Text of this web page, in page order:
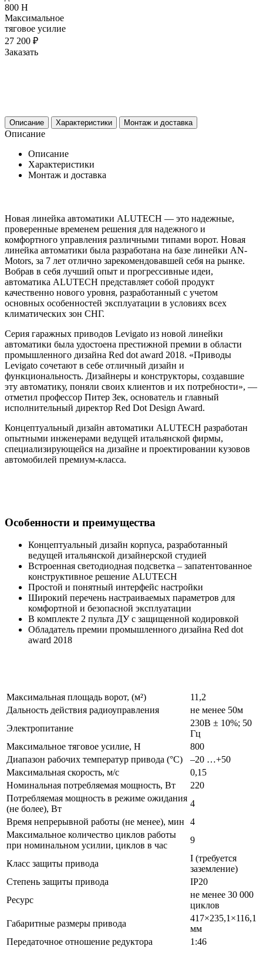
800 H
Максимальное
тяговое усилие
27 200 ₽
Заказать
Описание Характеристики Монтаж и доставка
Описание
Описание
Характеристики
Монтаж и доставка
Новая линейка автоматики ALUTECH — это надежные,
проверенные временем решения для надежного и
комфортного управления различными типами ворот. Новая
линейка автоматики была разработана на базе линейки AN-
Motors, за 7 лет отлично зарекомендовавшей себя на рынке.
Вобрав в себя лучший опыт и прогрессивные идеи,
автоматика ALUTECH представляет собой продукт
качественно нового уровня, разработанный с учетом
основных особенностей эксплуатации в условиях всех
климатических зон СНГ.
Серия гаражных приводов Levigato из новой линейки
автоматики была удостоена престижной премии в области
промышленного дизайна Red dot award 2018. «Приводы
Levigato сочетают в себе отличный дизайн и
функциональность. Дизайнеры и конструкторы, создавшие
эту автоматику, поняли своих клиентов и их потребности», —
отметил профессор Питер Зек, основатель и главный
исполнительный директор Red Dot Design Award.
Концептуальный дизайн автоматики ALUTECH разработан
опытными инженерами ведущей итальянской фирмы,
специализирующейся на дизайне и проектировании кузовов
автомобилей премиум-класса.
Особенности и преимущества
Концептуальный дизайн корпуса, разработанный
ведущей итальянской дизайнерской студией
Встроенная светодиодная подсветка – запатентованное
конструктивное решение ALUTECH
Простой и понятный интерфейс настройки
Широкий перечень настраиваемых параметров для
комфортной и безопасной эксплуатации
В комплекте 2 пульта ДУ с защищенной кодировкой
Обладатель премии промышленного дизайна Red dot
award 2018
Максимальная площадь ворот, (м²)
11,2
Дальность действия радиоуправления
не менее 50м
Электропитание
230B ± 10%; 50
Гц
Максимальное тяговое усилие, Н
800
Диапазон рабочих температур привода (°С)
–20 …+50
Максимальная скорость, м/с
0,15
Номинальная потребляемая мощность, Вт
220
Потребляемая мощность в режиме ожидания
(не более), Вт
4
Время непрерывной работы (не менее), мин
4
Максимальное количество циклов работы
при номинальном усилии, циклов в час
9
Класс защиты привода
I (требуется
заземление)
Степень защиты привода
IP20
Ресурс
не менее 30 000
циклов
Габаритные размеры привода
417×235,1×116,1
мм
Передаточное отношение редуктора
1:46